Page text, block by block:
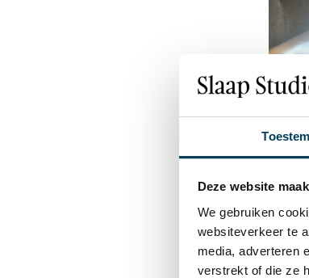
Deze website
We gebruiken
websiteverkeer te
media, adverteren
verstrekt of die ze
€